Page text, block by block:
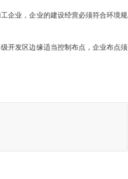
企业，企业的建设经营必须符合环境规
开发区边缘适当控制布点，企业布点须